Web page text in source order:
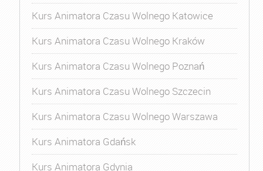
Kurs Animatora Czasu Wolnego Katowice
Kurs Animatora Czasu Wolnego Kraków
Kurs Animatora Czasu Wolnego Poznań
Kurs Animatora Czasu Wolnego Szczecin
Kurs Animatora Czasu Wolnego Warszawa
Kurs Animatora Gdańsk
Kurs Animatora Gdynia